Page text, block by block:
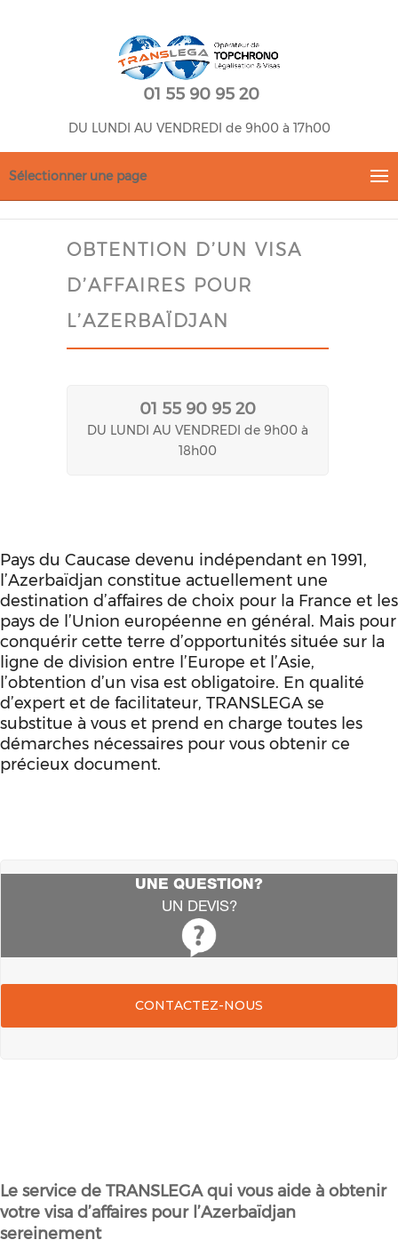
01 55 90 95 20
DU LUNDI AU VENDREDI de 9h00 à 17h00
Sélectionner une page
OBTENTION D’UN VISA
D’AFFAIRES POUR
L’AZERBAÏDJAN
01 55 90 95 20
DU LUNDI AU VENDREDI de 9h00 à
18h00
Pays du Caucase devenu indépendant en 1991,
l’Azerbaïdjan constitue actuellement une
destination d’affaires de choix pour la France et les
pays de l’Union européenne en général. Mais pour
conquérir cette terre d’opportunités située sur la
ligne de division entre l’Europe et l’Asie,
l’obtention d’un visa est obligatoire. En qualité
d’expert et de facilitateur, TRANSLEGA se
substitue à vous et prend en charge toutes les
démarches nécessaires pour vous obtenir ce
précieux document.
UNE QUESTION?
UN DEVIS?
CONTACTEZ-NOUS
Le service de TRANSLEGA qui vous aide à obtenir
votre visa d’affaires pour l’Azerbaïdjan
sereinement